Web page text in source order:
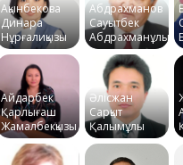
Ақынбекова
Динара
Нұрғалиқызы
Абдрахманов
Сауытбек
Абдрахманұлы
Айдарбек
Қарлығаш
Жамалбекқызы
Әлісжан
Сарқыт
Қалымұлы